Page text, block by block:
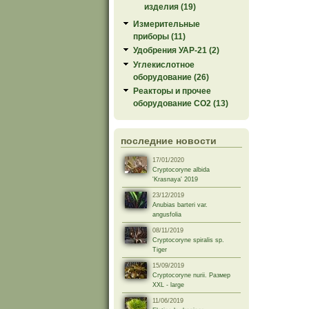
изделия (19)
Измерительные
приборы (11)
Удобрения УАР-21 (2)
Углекислотное
оборудование (26)
Реакторы и прочее
оборудование СО2 (13)
последние новости
17/01/2020
Cryptocoryne albida
'Krasnaya' 2019
23/12/2019
Anubias barteri var.
angusfolia
08/11/2019
Cryptocoryne spiralis sp.
Tiger
15/09/2019
Cryptocoryne nurii. Размер
XXL - large
11/06/2019